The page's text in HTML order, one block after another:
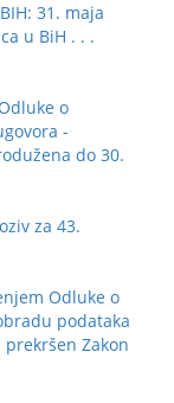
BIH: 31. maja
u BiH . . .
o
-
do 30.
za 43.
Odluke o
podataka
Zakon